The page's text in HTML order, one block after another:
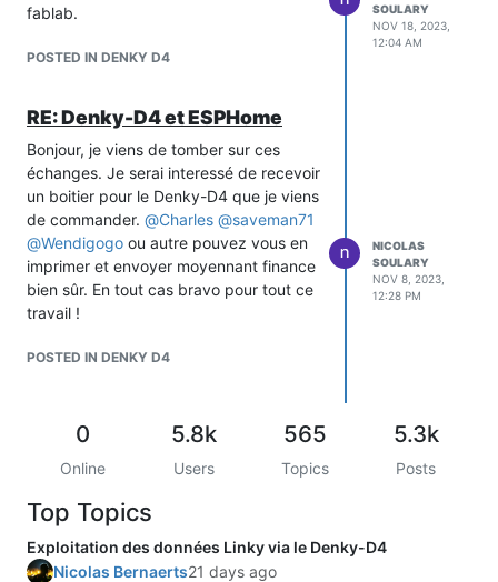
fablab.
POSTED IN DENKY D4
SOULARY
NOV 18, 2023,
12:04 AM
RE: Denky-D4 et ESPHome
Bonjour, je viens de tomber sur ces
échanges. Je serai interessé de recevoir
un boitier pour le Denky-D4 que je viens
de commander. @Charles @saveman71
@Wendigogo ou autre pouvez vous en
imprimer et envoyer moyennant finance
bien sûr. En tout cas bravo pour tout ce
travail !
POSTED IN DENKY D4
NICOLAS
SOULARY
NOV 8, 2023,
12:28 PM
0
Online
5.8k
Users
565
Topics
5.3k
Posts
Top Topics
Exploitation des données Linky via le Denky-D4
Nicolas Bernaerts21 days ago